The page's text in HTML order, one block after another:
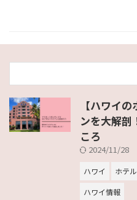
【ハワイ
ンを大解剖
ころ
2024/11/28
ハワイ ホテル
ハワイ情報